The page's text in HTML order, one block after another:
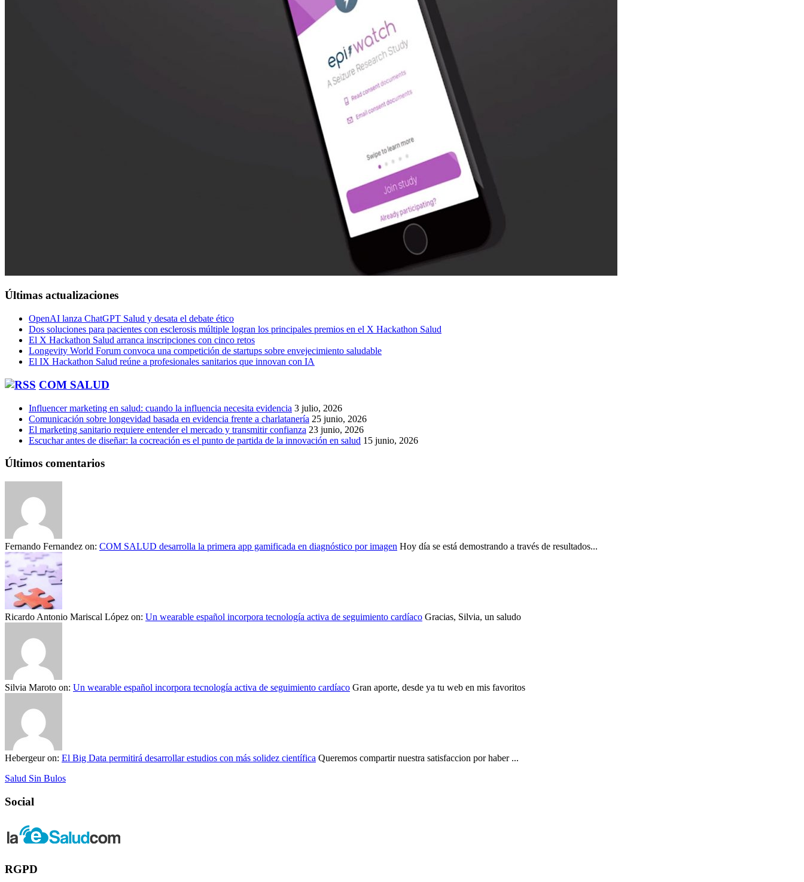
Últimas actualizaciones
OpenAI lanza ChatGPT Salud y desata el debate ético
Dos soluciones para pacientes con esclerosis múltiple logran los principales premios en el X Hackathon Salud
El X Hackathon Salud arranca inscripciones con cinco retos
Longevity World Forum convoca una competición de startups sobre envejecimiento saludable
El IX Hackathon Salud reúne a profesionales sanitarios que innovan con IA
COM SALUD
Influencer marketing en salud: cuando la influencia necesita evidencia 3 julio, 2026
Comunicación sobre longevidad basada en evidencia frente a charlatanería 25 junio, 2026
El marketing sanitario requiere entender el mercado y transmitir confianza 23 junio, 2026
Escuchar antes de diseñar: la cocreación es el punto de partida de la innovación en salud 15 junio, 2026
Últimos comentarios
Fernando Fernandez on: COM SALUD desarrolla la primera app gamificada en diagnóstico por imagen Hoy día se está demostrando a través de resultados...
Ricardo Antonio Mariscal López on: Un wearable español incorpora tecnología activa de seguimiento cardíaco Gracias, Silvia, un saludo
Silvia Maroto on: Un wearable español incorpora tecnología activa de seguimiento cardíaco Gran aporte, desde ya tu web en mis favoritos
Hebergeuron: El Big Data permitirá desarrollar estudios con más solidez científica Queremos compartir nuestra satisfaccion por haber ...
Salud Sin Bulos
Social
RGPD